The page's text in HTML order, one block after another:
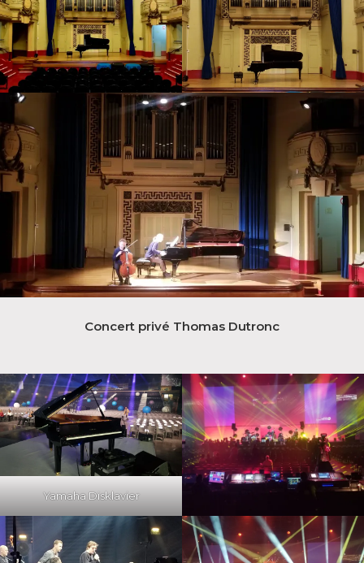
Concert privé Thomas Dutronc
Yamaha Disklavier